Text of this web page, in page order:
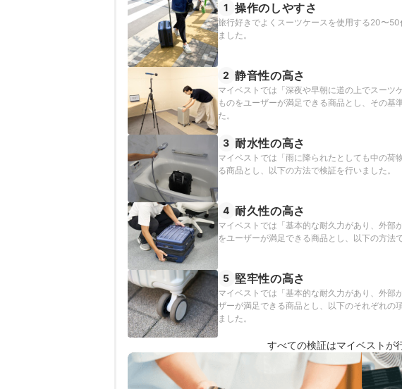
1 操作のしやすさ
旅行好きでよくスーツケースを使用する20〜
ました。
2 静音性の高さ
マイベストでは「深夜や早朝に道の上でスーツ
ものをユーザーが満足できる商品とし、その基
た。
3 耐水性の高さ
マイベストでは「雨に降られたとしても中の荷
る商品とし、以下の方法で検証を行いました。
4 耐久性の高さ
マイベストでは「基本的な耐久力があり、外部
をユーザーが満足できる商品とし、以下の方法
5 堅牢性の高さ
マイベストでは「基本的な耐久力があり、外部
ザーが満足できる商品とし、以下のそれぞれの
ました。
すべての検証はマイベストが